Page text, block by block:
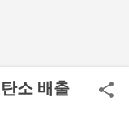
소 배출